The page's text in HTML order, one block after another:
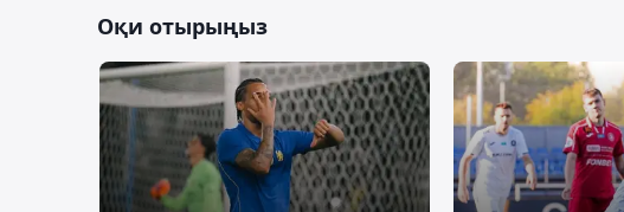
Оқи отырыңыз